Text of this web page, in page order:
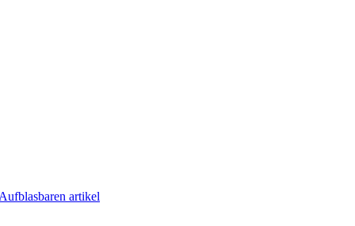
Aufblasbaren artikel